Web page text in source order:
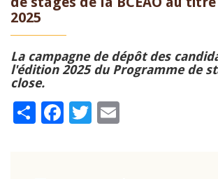
2025
La campagne de dépôt des
l'édition 2025 du Programme de
close.
ShareFacebook
Twitter